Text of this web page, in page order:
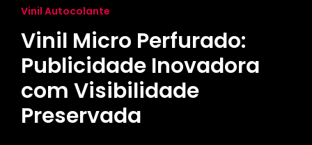
Vinil Autocolante
Vinil Micro Perfurado:
Publicidade Inovadora
com Visibilidade
Preservada